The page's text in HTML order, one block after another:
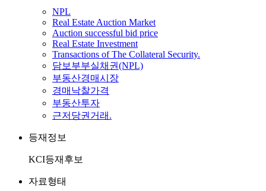
NPL
Real Estate Auction Market
Auction successful bid price
Real Estate Investment
Transactions of The Collateral Security.
담보부부실채권(NPL)
부동산경매시장
경매낙찰가격
부동산투자
근저당권거래.
등재정보
KCI등재후보
자료형태